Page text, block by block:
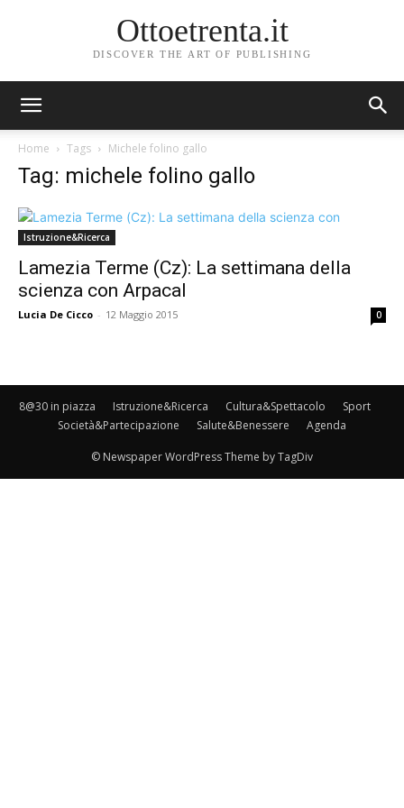
Ottoetrenta.it
DISCOVER THE ART OF PUBLISHING
Home Tags Michele folino gallo
Tag: michele folino gallo
Istruzione&Ricerca
Lamezia Terme (Cz): La settimana della
scienza con Arpacal
Lucia De Cicco - 12 Maggio 2015 0
8@30 in piazza Istruzione&Ricerca Cultura&Spettacolo
Sport
Società&Partecipazione
Salute&Benessere Agenda
© Newspaper WordPress Theme by TagDiv